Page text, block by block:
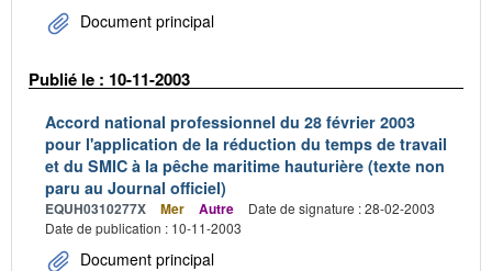
Document principal
Publié le : 10-11-2003
Accord national professionnel du 28 février 2003
pour l'application de la réduction du temps de travail
et du SMIC à la pêche maritime hauturière (texte non
paru au Journal officiel)
EQUH0310277X Mer Autre
Date de signature : 28-02-2003
Date de publication : 10-11-2003
Document principal